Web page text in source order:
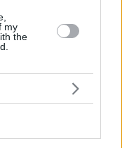
my
the
και
τους
και
ο αδελφός